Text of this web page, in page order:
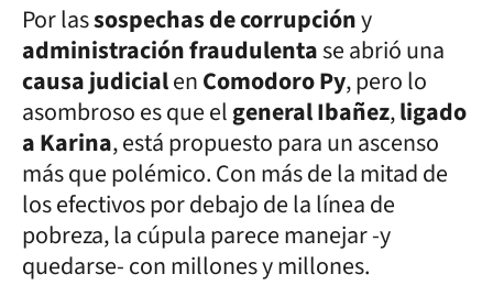
Por lassospechas de corrupcióny
administración fraudulentase abrió una
causa judicialenComodoro Py, pero lo
asombroso es que elgeneral Ibañez,ligado
a Karina, está propuesto para un ascenso
más que polémico. Con más de la mitad de
los efectivos por debajo de la línea de
pobreza, la cúpula parece manejar -y
quedarse- con millones y millones.